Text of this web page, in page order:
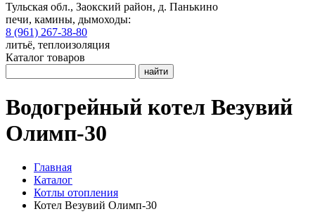
Тульская обл., Заокский район, д. Панькино
печи, камины, дымоходы:
8 (961) 267-38-80
литьё, теплоизоляция
Каталог товаров
найти
Водогрейный котел Везувий
Олимп-30
Главная
Каталог
Котлы отопления
Котел Везувий Олимп-30